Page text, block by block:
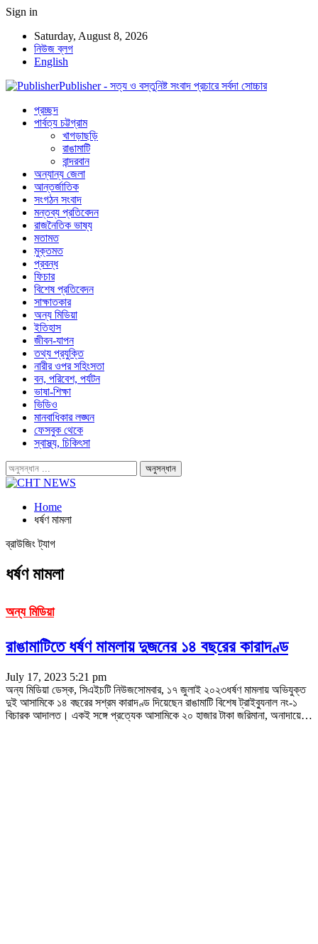
Sign in
Saturday, August 8, 2026
নিউজ ব্লগ
English
Publisher - সত্য ও বস্তুনিষ্ট সংবাদ প্রচারে সর্বদা সোচ্চার
প্রচ্ছদ
পার্বত্য চট্টগ্রাম
খাগড়াছড়ি
রাঙামাটি
বান্দরবান
অন্যান্য জেলা
আন্তর্জাতিক
সংগঠন সংবাদ
মন্তব্য প্রতিবেদন
রাজনৈতিক ভাষ্য
মতামত
মুক্তমত
প্রবন্ধ
ফিচার
বিশেষ প্রতিবেদন
সাক্ষাতকার
অন্য মিডিয়া
ইতিহাস
জীবন-যাপন
তথ্য প্রযুক্তি
নারীর ওপর সহিংসতা
বন, পরিবেশ, পর্যটন
ভাষা-শিক্ষা
ভিডিও
মানবাধিকার লঙ্ঘন
ফেসবুক থেকে
স্বাস্থ্য, চিকিৎসা
Home
ধর্ষণ মামলা
ব্রাউজিং ট্যাগ
ধর্ষণ মামলা
অন্য মিডিয়া
রাঙামাটিতে ধর্ষণ মামলায় দুজনের ১৪ বছরের কারাদণ্ড
July 17, 2023 5:21 pm
অন্য মিডিয়া ডেস্ক, সিএইচটি নিউজসোমবার, ১৭ জুলাই ২০২৩ধর্ষণ মামলায় অভিযুক্ত
দুই আসামিকে ১৪ বছরের সশ্রম কারাদণ্ড দিয়েছেন রাঙামাটি বিশেষ ট্রাইব্যুনাল নং-১
বিচারক আদালত। একই সঙ্গে প্রত্যেক আসামিকে ২০ হাজার টাকা জরিমানা, অনাদায়ে…